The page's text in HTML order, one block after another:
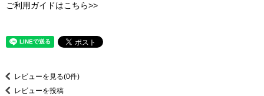
ご利用ガイドはこちら>>
レビューを見る(0件)
レビューを投稿